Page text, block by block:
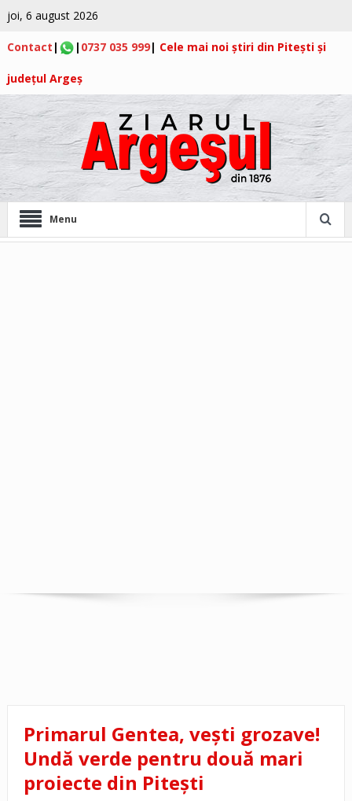
joi, 6 august 2026
Contact | | 0737 035 999| Cele mai noi știri din Pitești și
județul Argeș
Menu
Primarul Gentea, vești grozave!
Undă verde pentru două mari
proiecte din Pitești